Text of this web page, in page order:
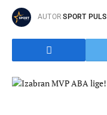
AUTOR SPORT PULS